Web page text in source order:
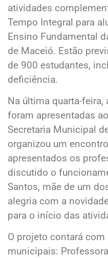
atividades
Tempo Integral para
Ensino Fundamental
de Maceió. Estão
de 900 estudantes,
deficiência.
Na última quarta-
foram apresentadas
Secretaria Municipal
organizou um
apresentados os
discutido o
Santos, mãe de um
alegria com a
para o início das
O projeto contará
municipais: